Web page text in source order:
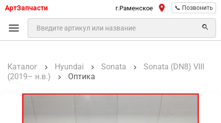
АртЗапчасти г.Раменское 📞 Позвонить
Каталог Hyundai Sonata
Sonata (DN8) VIII
(2019– н.в.)
Оптика